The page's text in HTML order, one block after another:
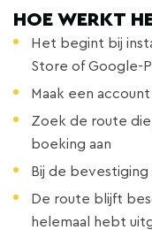
HOE WERKT
Het begint bij
Store of Google-
Maak een
Zoek de route
boeking aan
Bij de
De route blijft
helemaal hebt